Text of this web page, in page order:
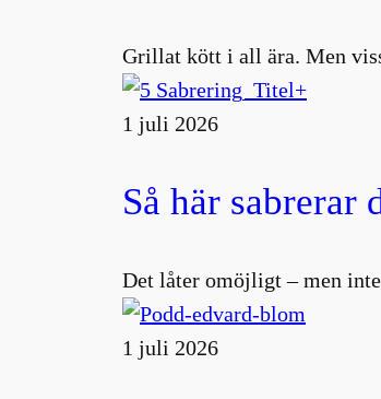
Grillat kött i all ära. Men
1 juli 2026
Så här sabrerar
Det låter omöjligt – men
1 juli 2026